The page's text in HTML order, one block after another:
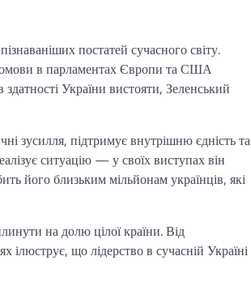
постатей сучасного світу.
в парламентах Європи та США
України вистояти, Зеленський
зусилля, підтримує внутрішню єдність та
ситуацію — у своїх виступах він
його близьким мільйонам українців, які
на долю цілої країни. Від
що лідерство в сучасній Україні